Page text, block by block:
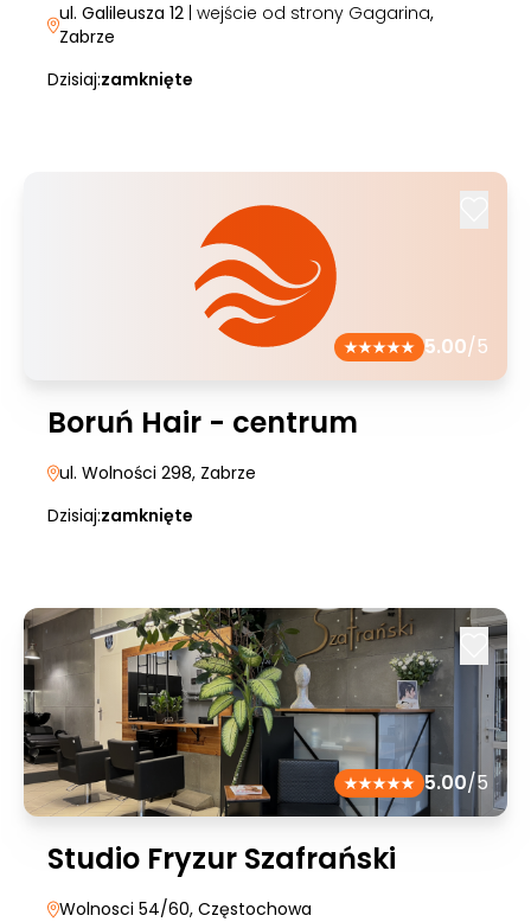
ul. Galileusza 12| wejście od strony Gagarina,
Zabrze
Dzisiaj:zamknięte
5.00/5
Boruń Hair - centrum
ul. Wolności 298, Zabrze
Dzisiaj:zamknięte
5.00/5
Studio Fryzur Szafrański
Wolnosci 54/60, Częstochowa